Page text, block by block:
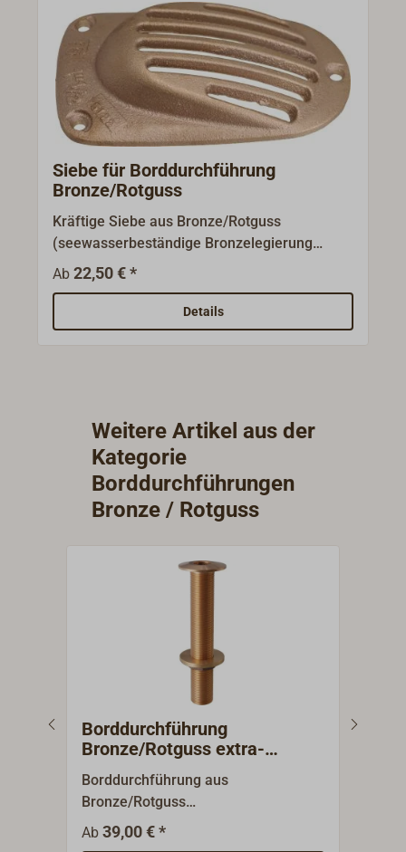
Siebe für Borddurchführung
Bronze/Rotguss
Kräftige Siebe aus Bronze/Rotguss
(seewasserbeständige Bronzelegierung
CC491K (CuSn5Zn5Pb5-C). Die losen Siebe
für den Wassereinlass sind genau auf den
Durchmesser des Außenflansches der
entsprechenden Borddurchführungen aus
Unterwasserschiff. Die dem Sieb zugeordnete
Gewindegröße der passenden
Borddurchführung ist auf dem Sieb
markiert/eingegossen.Die
Borddurchführungen sind nicht im
Lieferumfang enthalten und müssen separat
Ab22,50 € *
Details
Weitere Artikel aus der
Kategorie
Borddurchführungen
Bronze / Rotguss
Borddurchführung
Bronze/Rotguss extra-
lang/breit
Borddurchführung aus
Bronze/Rotguss
(seewasserbeständige
Bronzelegierung CC491K
Ab39,00 € *